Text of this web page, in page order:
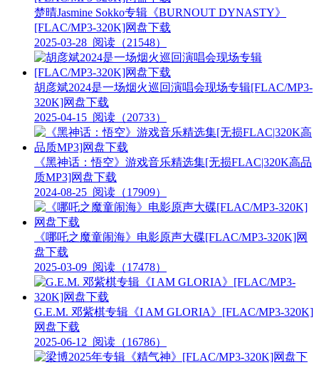
楚晴Jasmine Sokko专辑《BURNOUT DYNASTY》
[FLAC/MP3-320K]网盘下载
2025-03-28 阅读（21548）
胡彦斌2024是一场烟火巡回演唱会现场专辑[FLAC/MP3-
320K]网盘下载
2025-04-15 阅读（20733）
《黑神话：悟空》游戏音乐精选集[无损FLAC|320K高品
质MP3]网盘下载
2024-08-25 阅读（17909）
《哪吒之魔童闹海》电影原声大碟[FLAC/MP3-320K]网
盘下载
2025-03-09 阅读（17478）
G.E.M. 邓紫棋专辑《I AM GLORIA》[FLAC/MP3-320K]
网盘下载
2025-06-12 阅读（16786）